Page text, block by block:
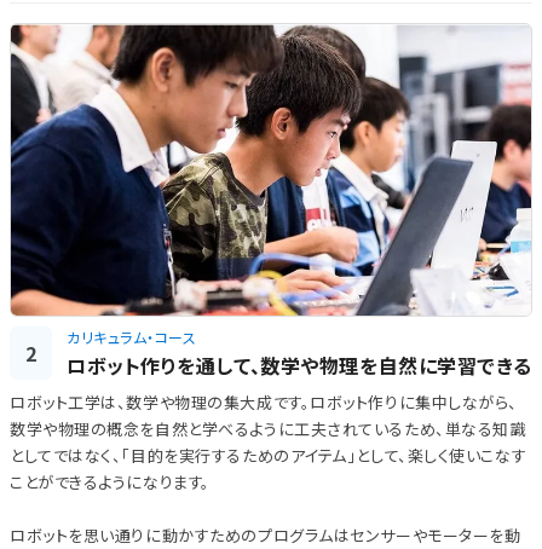
2
カリキュラム・コース
ロボット作りを通して、数学や物理を自然に学習できる
ロボット工学は、数学や物理の集大成です。ロボット作りに集中しながら、
数学や物理の概念を自然と学べるように工夫されているため、単なる知識
としてではなく、「目的を実行するためのアイテム」として、楽しく使いこなす
ことができるようになります。
ロボットを思い通りに動かすためのプログラムはセンサーやモーターを動